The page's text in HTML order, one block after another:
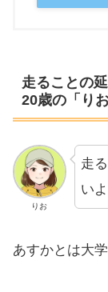
走ることの
20歳の「りお
りお
走
いよ
あすかとは大